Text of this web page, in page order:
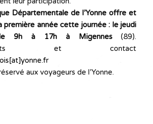
Départementale de l’Yonne offre et
première année cette journée : le jeudi
9h à 17h à Migennes(89).
et contact
aux voyageurs de l’Yonne.